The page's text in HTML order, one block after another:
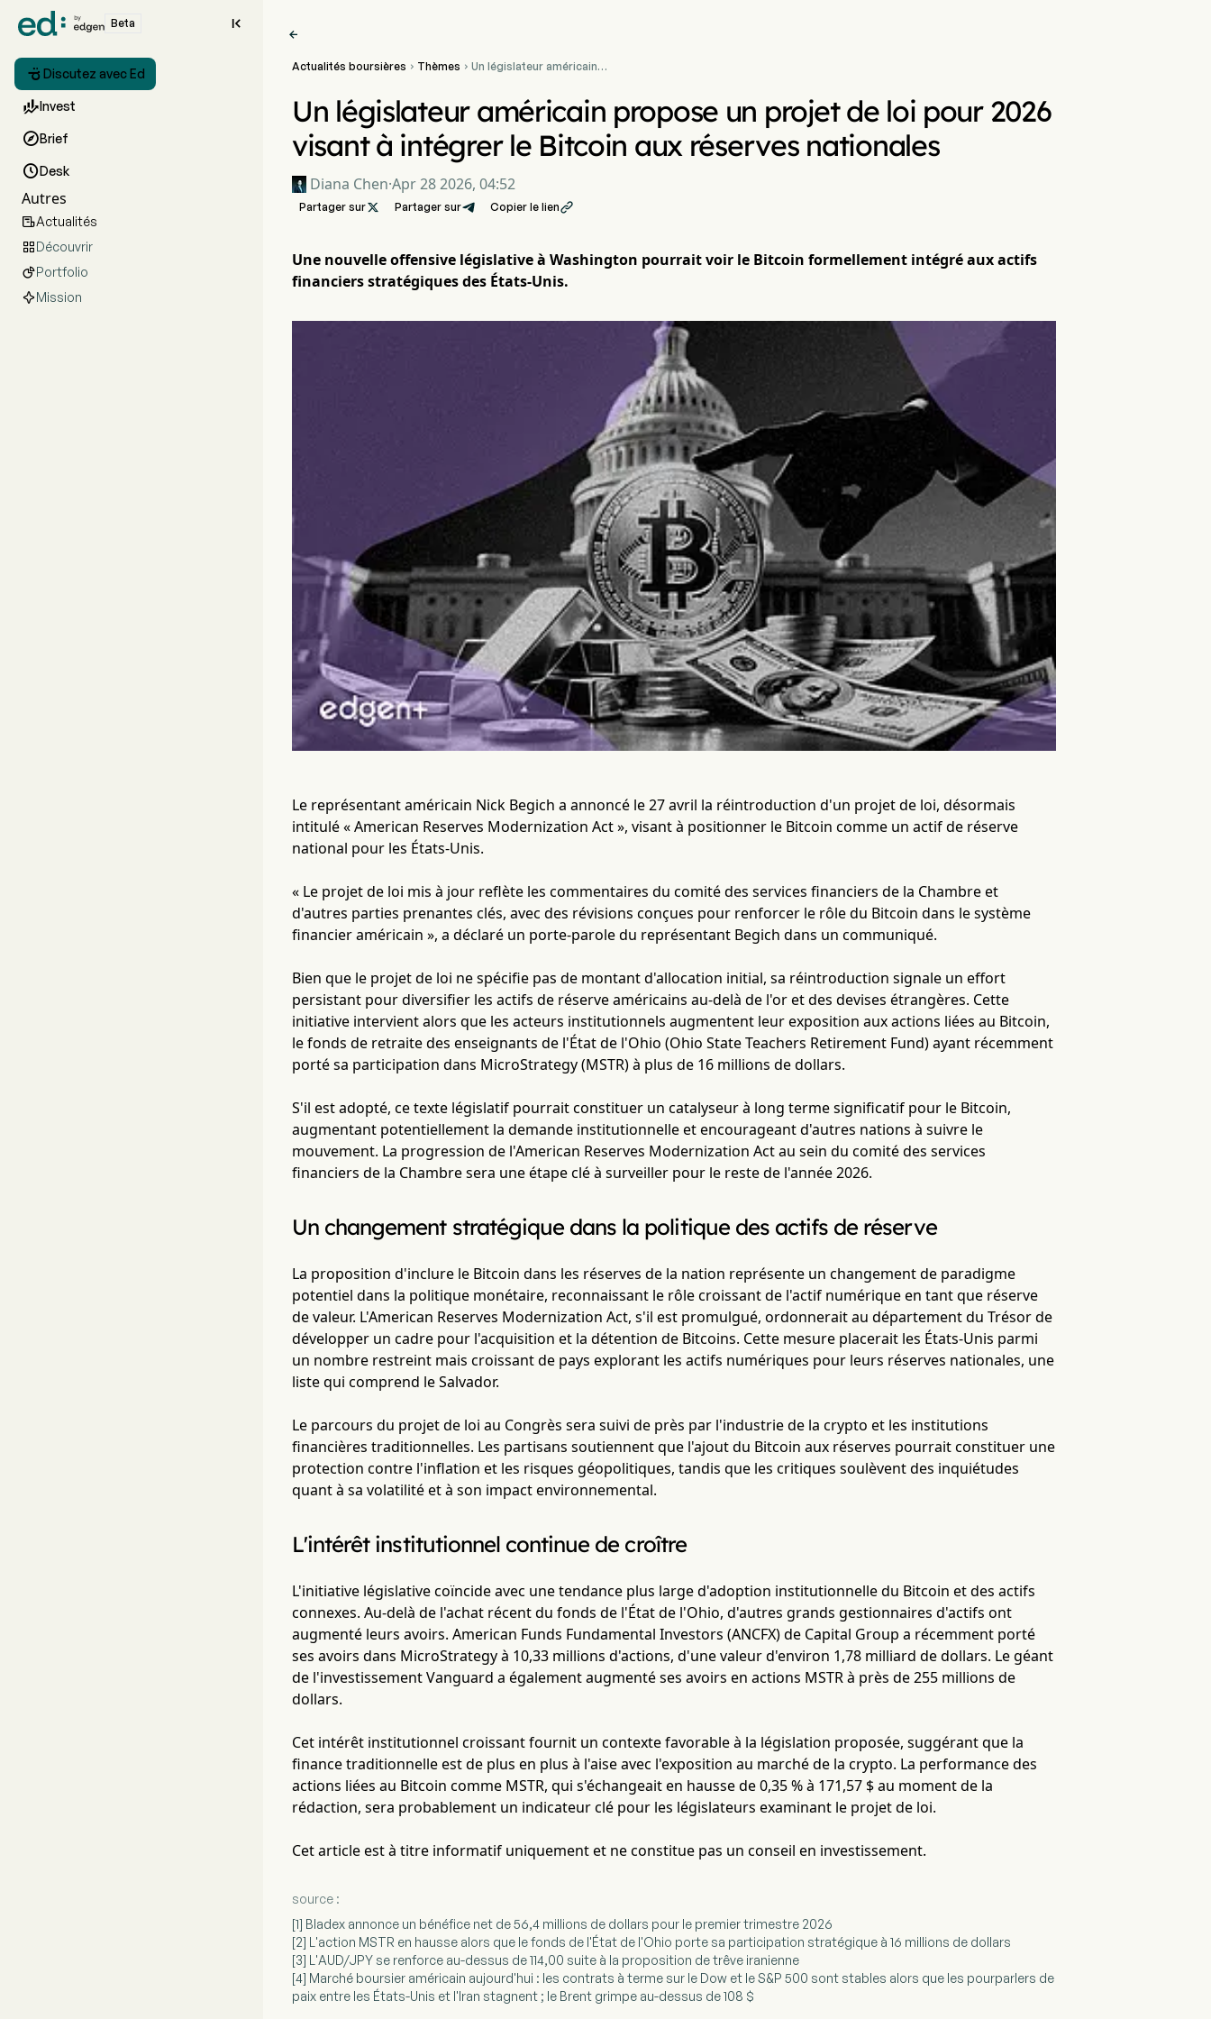
Beta 
 Discutez avec Ed
Invest
Brief
Desk
Autres
Actualités
Découvrir
Portfolio
Mission

Actualités boursières  Thèmes  Un législateur américain
le Bitcoin aux réserves
nationales
Un législateur américain propose un projet de loi pour 2026
visant à intégrer le Bitcoin aux réserves nationales
Diana Chen·Apr 28 2026, 04:52
Partager sur Partager sur Copier le lien
Une nouvelle offensive législative à Washington pourrait voir le Bitcoin formellement intégré aux actifs
financiers stratégiques des États-Unis.
Le représentant américain Nick Begich a annoncé le 27 avril la réintroduction d'un projet de loi, désormais
intitulé « American Reserves Modernization Act », visant à positionner le Bitcoin comme un actif de réserve
national pour les États-Unis.
« Le projet de loi mis à jour reflète les commentaires du comité des services financiers de la Chambre et
d'autres parties prenantes clés, avec des révisions conçues pour renforcer le rôle du Bitcoin dans le système
financier américain », a déclaré un porte-parole du représentant Begich dans un communiqué.
Bien que le projet de loi ne spécifie pas de montant d'allocation initial, sa réintroduction signale un effort
persistant pour diversifier les actifs de réserve américains au-delà de l'or et des devises étrangères. Cette
initiative intervient alors que les acteurs institutionnels augmentent leur exposition aux actions liées au Bitcoin,
le fonds de retraite des enseignants de l'État de l'Ohio (Ohio State Teachers Retirement Fund) ayant récemment
porté sa participation dans MicroStrategy (MSTR) à plus de 16 millions de dollars.
S'il est adopté, ce texte législatif pourrait constituer un catalyseur à long terme significatif pour le Bitcoin,
augmentant potentiellement la demande institutionnelle et encourageant d'autres nations à suivre le
mouvement. La progression de l'American Reserves Modernization Act au sein du comité des services
financiers de la Chambre sera une étape clé à surveiller pour le reste de l'année 2026.
Un changement stratégique dans la politique des actifs de réserve
La proposition d'inclure le Bitcoin dans les réserves de la nation représente un changement de paradigme
potentiel dans la politique monétaire, reconnaissant le rôle croissant de l'actif numérique en tant que réserve
de valeur. L'American Reserves Modernization Act, s'il est promulgué, ordonnerait au département du Trésor de
développer un cadre pour l'acquisition et la détention de Bitcoins. Cette mesure placerait les États-Unis parmi
un nombre restreint mais croissant de pays explorant les actifs numériques pour leurs réserves nationales, une
liste qui comprend le Salvador.
Le parcours du projet de loi au Congrès sera suivi de près par l'industrie de la crypto et les institutions
financières traditionnelles. Les partisans soutiennent que l'ajout du Bitcoin aux réserves pourrait constituer une
protection contre l'inflation et les risques géopolitiques, tandis que les critiques soulèvent des inquiétudes
quant à sa volatilité et à son impact environnemental.
L'intérêt institutionnel continue de croître
L'initiative législative coïncide avec une tendance plus large d'adoption institutionnelle du Bitcoin et des actifs
connexes. Au-delà de l'achat récent du fonds de l'État de l'Ohio, d'autres grands gestionnaires d'actifs ont
augmenté leurs avoirs. American Funds Fundamental Investors (ANCFX) de Capital Group a récemment porté
ses avoirs dans MicroStrategy à 10,33 millions d'actions, d'une valeur d'environ 1,78 milliard de dollars. Le géant
de l'investissement Vanguard a également augmenté ses avoirs en actions MSTR à près de 255 millions de
dollars.
Cet intérêt institutionnel croissant fournit un contexte favorable à la législation proposée, suggérant que la
finance traditionnelle est de plus en plus à l'aise avec l'exposition au marché de la crypto. La performance des
actions liées au Bitcoin comme MSTR, qui s'échangeait en hausse de 0,35 % à 171,57 $ au moment de la
rédaction, sera probablement un indicateur clé pour les législateurs examinant le projet de loi.
Cet article est à titre informatif uniquement et ne constitue pas un conseil en investissement.
source :
[1] Bladex annonce un bénéfice net de 56,4 millions de dollars pour le premier trimestre 2026
[2] L'action MSTR en hausse alors que le fonds de l'État de l'Ohio porte sa participation stratégique à 16 millions de dollars
[3] L'AUD/JPY se renforce au-dessus de 114,00 suite à la proposition de trêve iranienne
[4] Marché boursier américain aujourd'hui : les contrats à terme sur le Dow et le S&P 500 sont stables alors que les pourparlers de
paix entre les États-Unis et l'Iran stagnent ; le Brent grimpe au-dessus de 108 $